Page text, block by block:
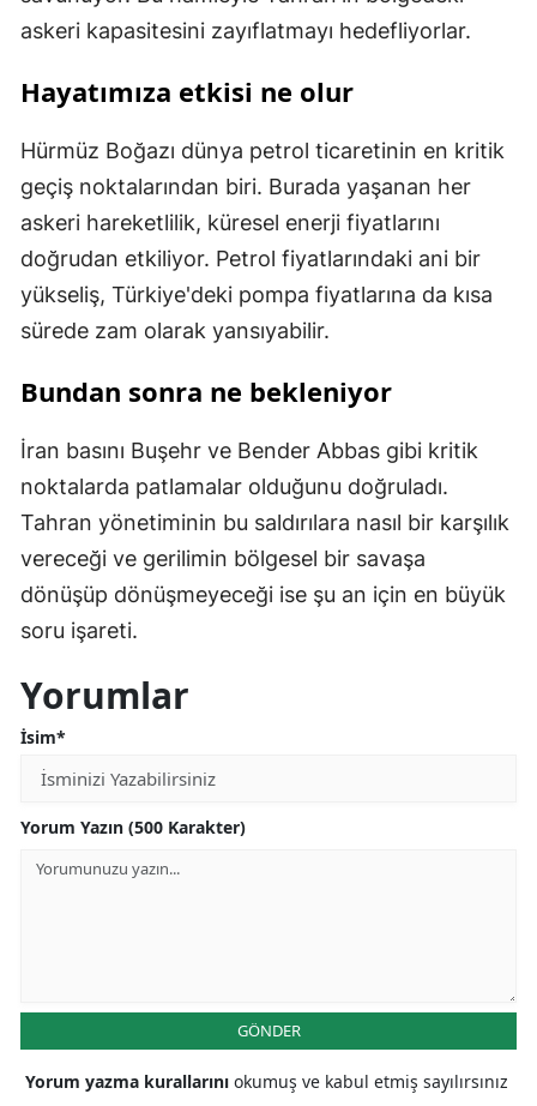
askeri kapasitesini zayıflatmayı hedefliyorlar.
Hayatımıza etkisi ne olur
Hürmüz Boğazı dünya petrol ticaretinin en kritik
geçiş noktalarından biri. Burada yaşanan her
askeri hareketlilik, küresel enerji fiyatlarını
doğrudan etkiliyor. Petrol fiyatlarındaki ani bir
yükseliş, Türkiye'deki pompa fiyatlarına da kısa
sürede zam olarak yansıyabilir.
Bundan sonra ne bekleniyor
İran basını Buşehr ve Bender Abbas gibi kritik
noktalarda patlamalar olduğunu doğruladı.
Tahran yönetiminin bu saldırılara nasıl bir karşılık
vereceği ve gerilimin bölgesel bir savaşa
dönüşüp dönüşmeyeceği ise şu an için en büyük
soru işareti.
Yorumlar
İsim*
Yorum Yazın (500 Karakter)
GÖNDER
Yorum yazma kurallarını okumuş ve kabul etmiş sayılırsınız